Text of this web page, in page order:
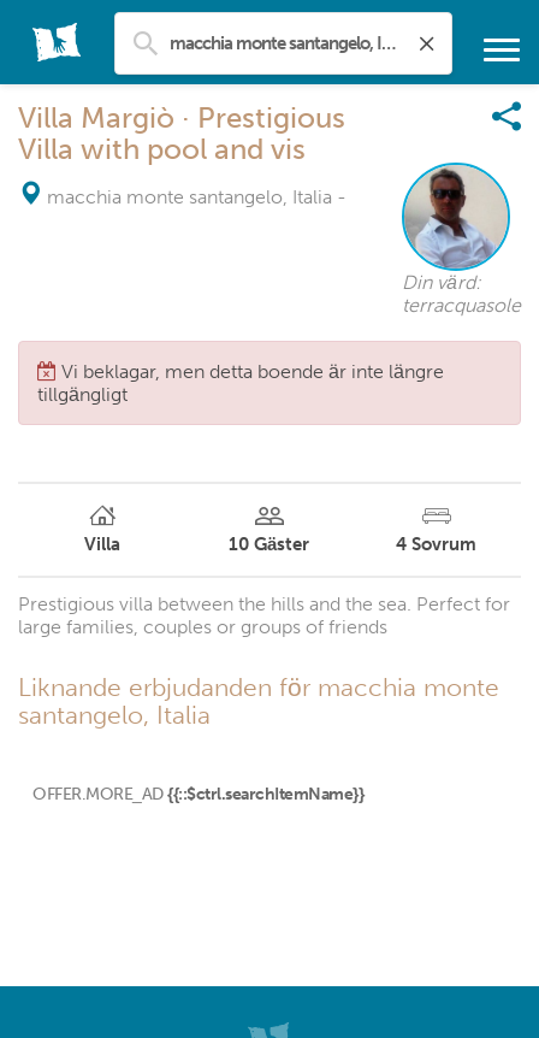
Villa Margiò · Prestigious
Villa with pool and vis
macchia monte santangelo, Italia -
Din värd:
terracquasole
Vi beklagar, men detta boende är inte längre
tillgängligt
Villa 10 Gäster 4 Sovrum
Prestigious villa between the hills and the sea. Perfect for
large families, couples or groups of friends
Liknande erbjudanden för macchia monte
santangelo, Italia
OFFER.MORE_AD {{::$ctrl.searchItemName}}